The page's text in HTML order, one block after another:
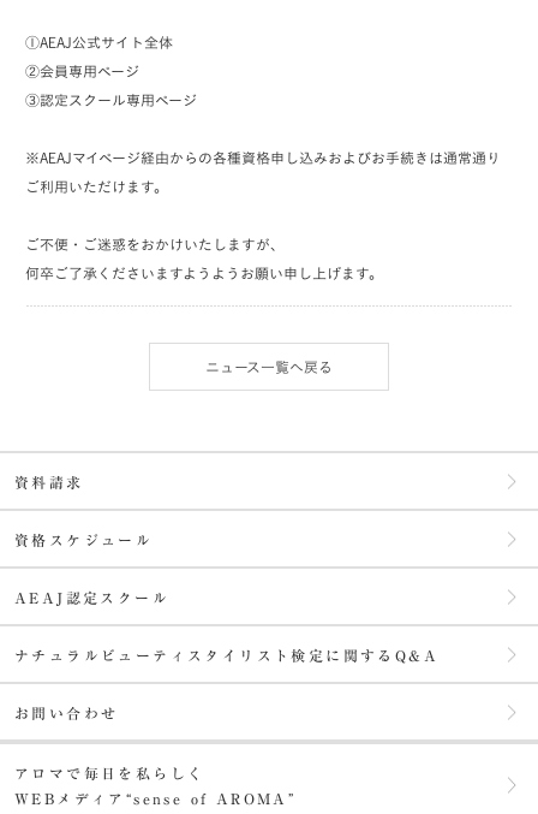
①AEAJ公式サイト全体
②会員専用ページ
③認定スクール専用ページ
※AEAJマイページ経由からの各種資格申し込みおよびお手続きは通常通り
ご利用いただけます。
ご不便・ご迷惑をおかけいたしますが、
何卒ご了承くださいますようようお願い申し上げます。
ニュース一覧へ戻る
資料請求
資格スケジュール
AEAJ認定スクール
ナチュラルビューティスタイリスト検定に関するQ&A
お問い合わせ
アロマで毎日を私らしく
WEBメディア“sense of AROMA”